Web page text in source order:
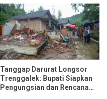
Tanggap Darurat Longsor
Trenggalek: Bupati Siapkan
Pengungsian dan Rencana